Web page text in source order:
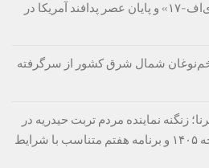
در پنتاگون؛ استقرار انبوه «دی‌اف‑۱۷» و پایان عصر پدافند آمریکا در
تخم‌نوغان شمال شرق کشور از سرگرفته
زنگنه نماینده مردم تربت حیدریه در
مجلس شورای اسلامی : بودجه ۱۴۰۵ و برنامه هفتم متناسب با شرایط